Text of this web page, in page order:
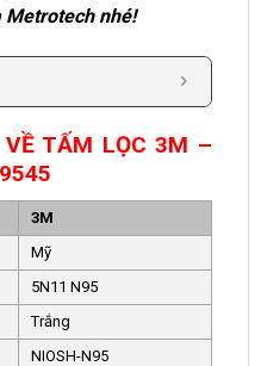
Metrotech nhé!
VỀ TẤM LỌC 3M –
3M
Mỹ
5N11 N95
Trắng
NIOSH-N95